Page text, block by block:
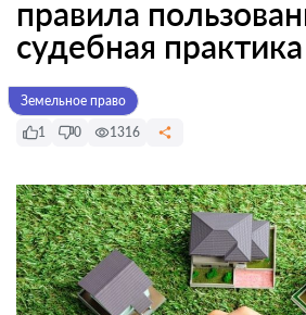
правила
судебная практика
Земельное право
1
0 1316